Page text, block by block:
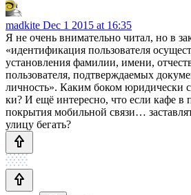
madkite Dec 1 2015 at 16:35
Я не очень внимательно читал, но в
«идентификация пользователя
установления фамилии, имени,
пользователя, подтверждаемых
личность». Каким боком юридически
ки? И ещё интересно, что если кафе в
покрытия мобильной связи…
улицу бегать?